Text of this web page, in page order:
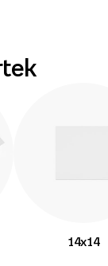
14x14